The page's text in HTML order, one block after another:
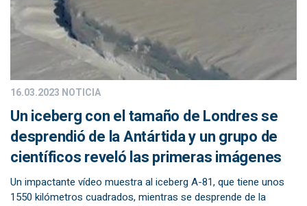
16.03.2023 NOTICIA
Un iceberg con el tamaño de Londres se
desprendió de la Antártida y un grupo de
científicos reveló las primeras imágenes
Un impactante vídeo muestra al iceberg A-81, que tiene unos
1550 kilómetros cuadrados, mientras se desprende de la